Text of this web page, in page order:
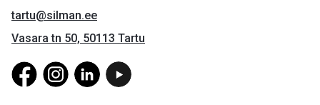
tartu@silman.ee
Vasara tn 50, 50113 Tartu